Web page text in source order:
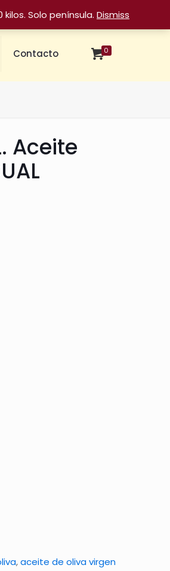
Contacto 0
Aceite
,aceite de oliva virgen
Solo península. Dismiss